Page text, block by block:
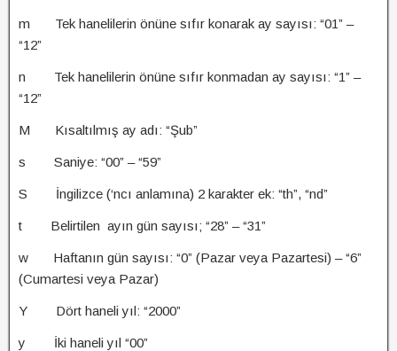
m Tek hanelilerin önüne sıfır konarak ay sayısı: “01” –
“12”
n Tek hanelilerin önüne sıfır konmadan ay sayısı: “1” –
“12”
M Kısaltılmış ay adı: “Şub”
s Saniye: “00” – “59”
S İngilizce (‘ncı anlamına) 2 karakter ek: “th”, “nd”
t Belirtilen ayın gün sayısı; “28” – “31”
w Haftanın gün sayısı: “0” (Pazar veya Pazartesi) – “6”
(Cumartesi veya Pazar)
Y Dört haneli yıl: “2000”
y İki haneli yıl “00”